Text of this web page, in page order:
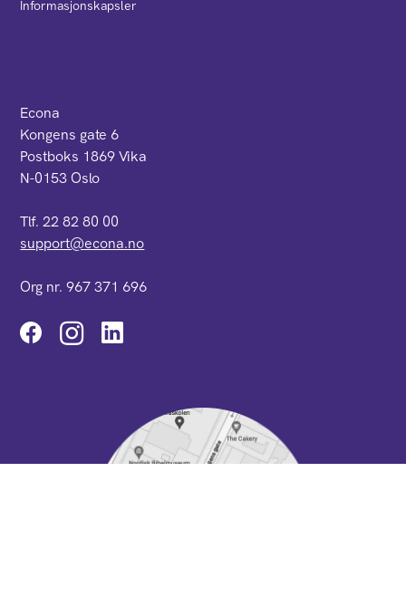
Informasjonskapsler
Econa
Kongens gate 6
Postboks 1869 Vika
N-0153 Oslo
Tlf. 22 82 80 00
support@econa.no
Org nr. 967 371 696
Instagram